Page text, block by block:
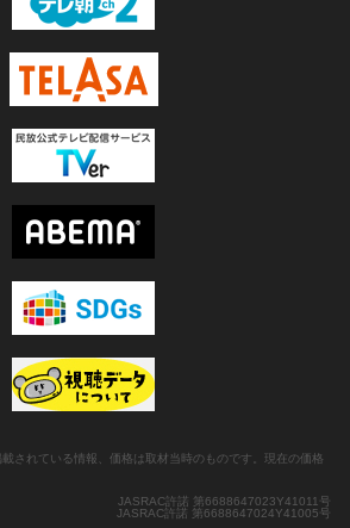
されている情報、価格は取材当時のものです。現在の価格
JASRAC許諾 第6688647023Y41011号
JASRAC許諾 第6688647024Y41005号